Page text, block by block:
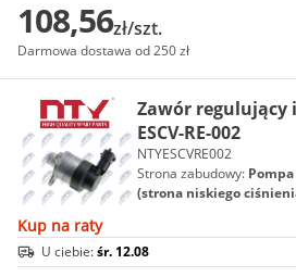
108,56zł/szt.
Darmowa dostawa od 250 zł
Zawór regulujący
ESCV-RE-002
NTYESCVRE002
Strona zabudowy:
(strona niskiego
Kup na raty
U ciebie:śr. 12.08